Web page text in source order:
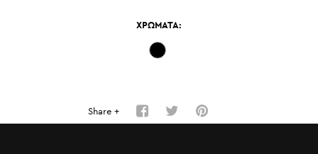
ΧΡΩΜΑΤΑ:
Share +